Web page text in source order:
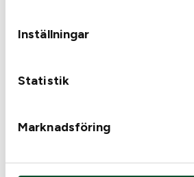
Inställningar
Statistik
Marknadsföring